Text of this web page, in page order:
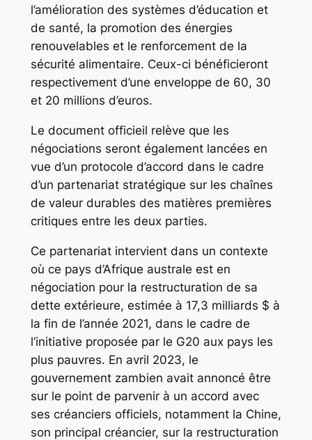
l’amélioration des systèmes d’éducation et
de santé, la promotion des énergies
renouvelables et le renforcement de la
sécurité alimentaire. Ceux-ci bénéficieront
respectivement d’une enveloppe de 60, 30
et 20 millions d’euros.
Le document officieil relève que les
négociations seront également lancées en
vue d’un protocole d’accord dans le cadre
d’un partenariat stratégique sur les chaînes
de valeur durables des matières premières
critiques entre les deux parties.
Ce partenariat intervient dans un contexte
où ce pays d’Afrique australe est en
négociation pour la restructuration de sa
dette extérieure, estimée à 17,3 milliards $ à
la fin de l’année 2021, dans le cadre de
l’initiative proposée par le G20 aux pays les
plus pauvres. En avril 2023, le
gouvernement zambien avait annoncé être
sur le point de parvenir à un accord avec
ses créanciers officiels, notamment la Chine,
son principal créancier, sur la restructuration